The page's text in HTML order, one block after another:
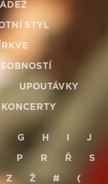
STYL
UPOUTÁVKY
KONCERTY
G H J
P R Ř S
Z Ž # (